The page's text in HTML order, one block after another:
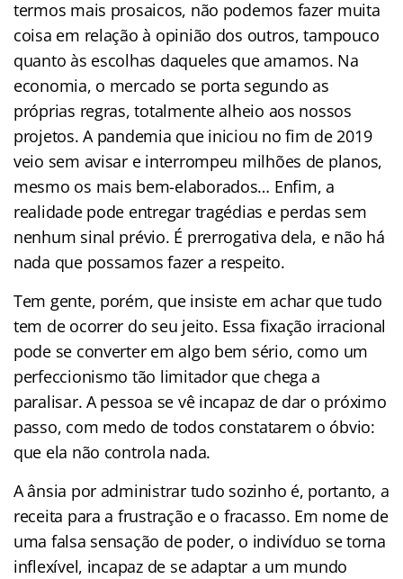
termos mais prosaicos, não podemos fazer muita
coisa em relação à opinião dos outros, tampouco
quanto às escolhas daqueles que amamos. Na
economia, o mercado se porta segundo as
próprias regras, totalmente alheio aos nossos
projetos. A pandemia que iniciou no fim de 2019
veio sem avisar e interrompeu milhões de planos,
mesmo os mais bem-elaborados… Enfim, a
realidade pode entregar tragédias e perdas sem
nenhum sinal prévio. É prerrogativa dela, e não há
nada que possamos fazer a respeito.
Tem gente, porém, que insiste em achar que tudo
tem de ocorrer do seu jeito. Essa fixação irracional
pode se converter em algo bem sério, como um
perfeccionismo tão limitador que chega a
paralisar. A pessoa se vê incapaz de dar o próximo
passo, com medo de todos constatarem o óbvio:
que ela não controla nada.
A ânsia por administrar tudo sozinho é, portanto, a
receita para a frustração e o fracasso. Em nome de
uma falsa sensação de poder, o indivíduo se torna
inflexível, incapaz de se adaptar a um mundo